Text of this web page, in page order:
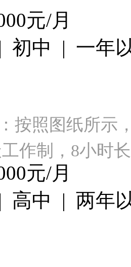
元/月
初中 | 一年
按照图纸所示
工作制，8小时
元/月
高中 | 两年